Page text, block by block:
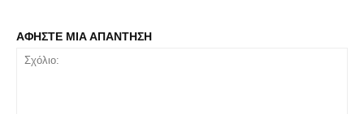
ΑΦΗΣΤΕ ΜΙΑ ΑΠΑΝΤΗΣΗ